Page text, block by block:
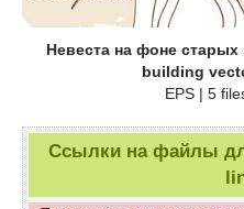
Невеста на фоне
building
EPS | 5
Ссылки на файлы